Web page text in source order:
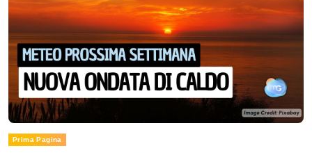
Prima Pagina